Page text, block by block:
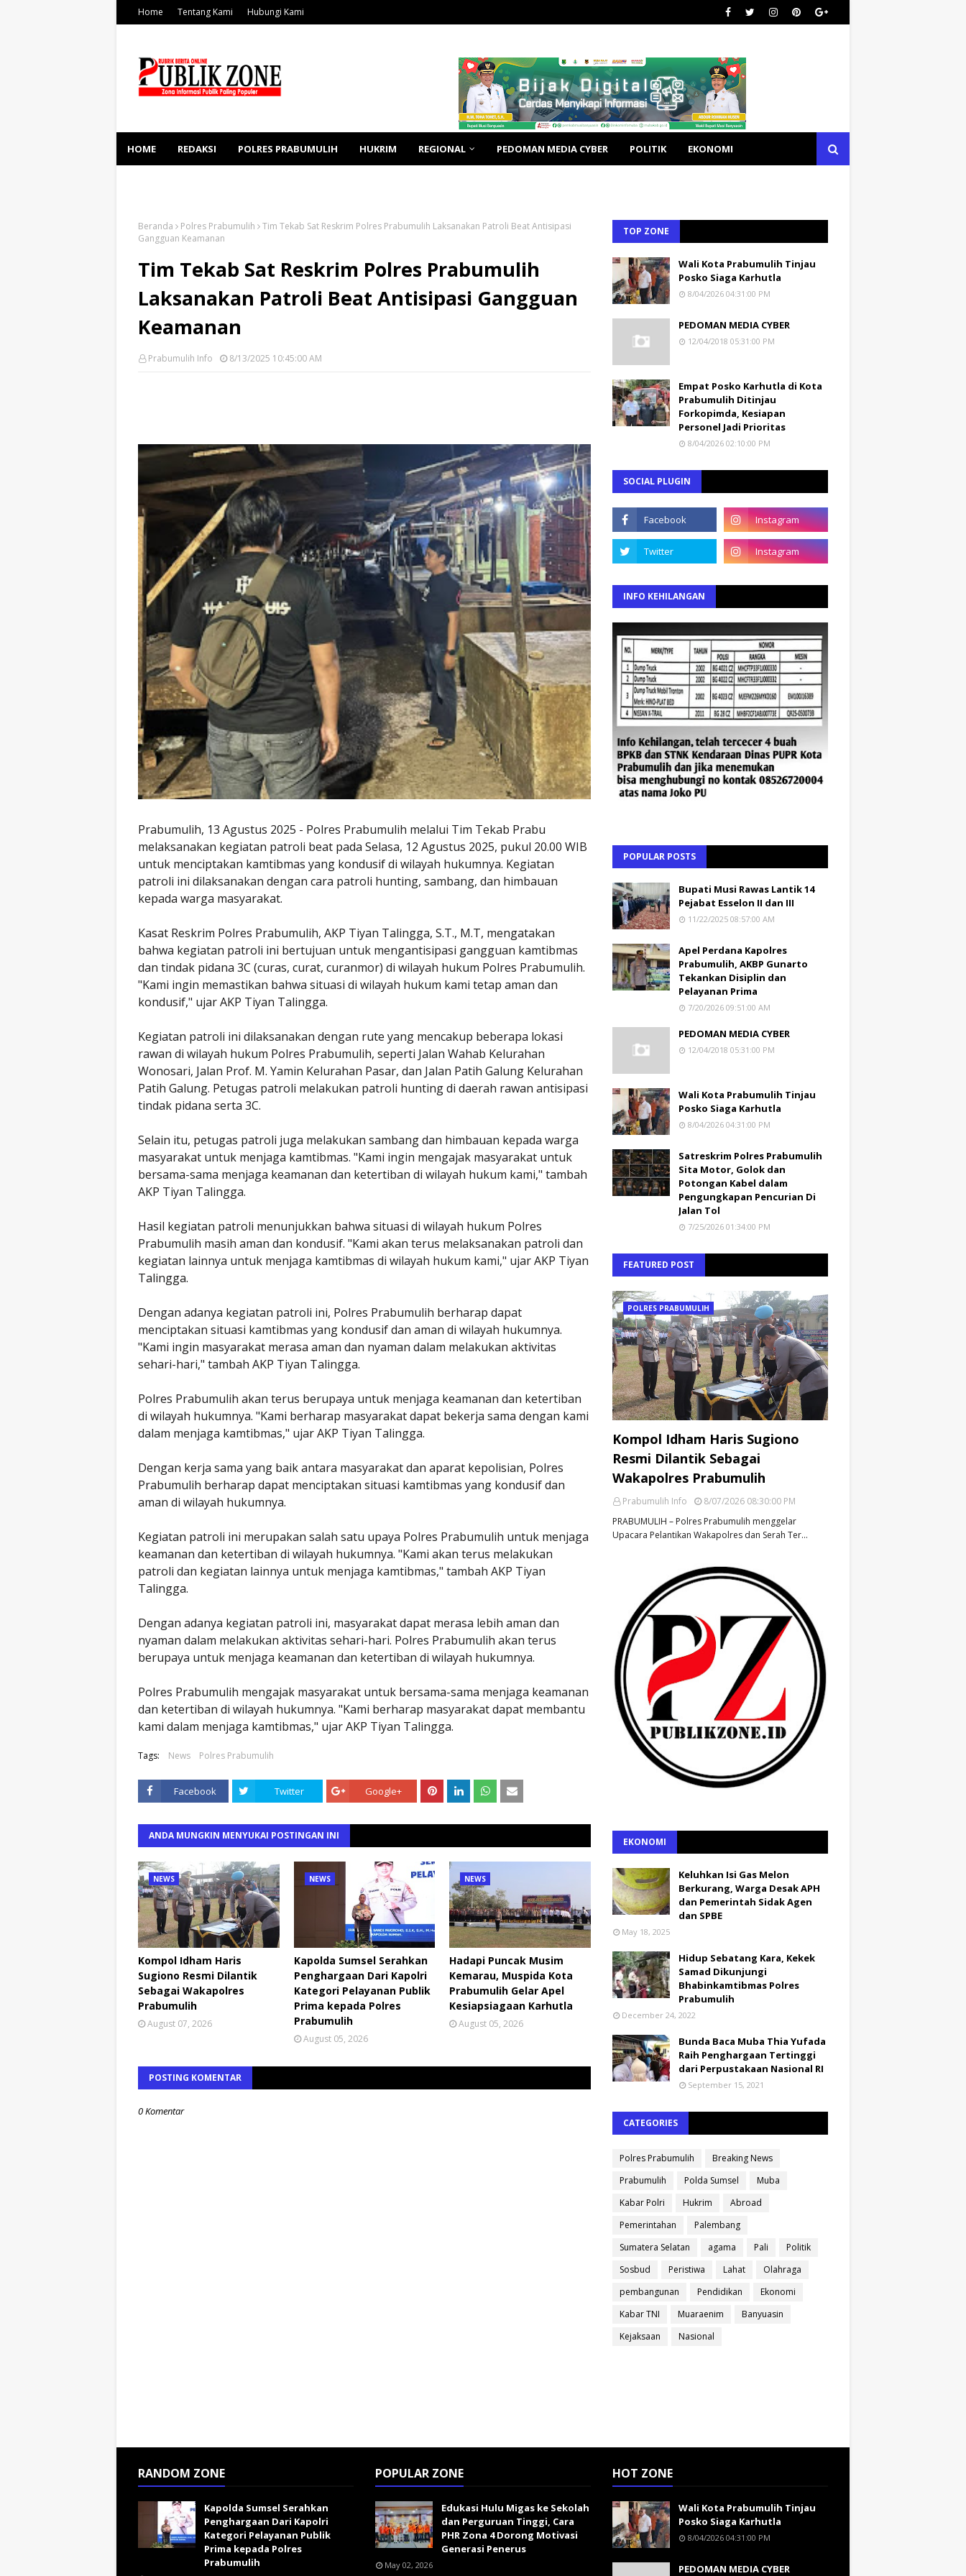
Home Tentang Kami Hubungi Kami
HOME REDAKSI POLRES PRABUMULIH HUKRIM REGIONAL PEDOMAN MEDIA CYBER POLITIK EKONOMI
Beranda Polres Prabumulih
Tim Tekab Sat Reskrim Polres Prabumulih Laksanakan Patroli Beat Antisipasi
Gangguan Keamanan
Tim Tekab Sat Reskrim Polres Prabumulih
Laksanakan Patroli Beat Antisipasi Gangguan
Keamanan
Prabumulih Info 8/13/2025 10:45:00 AM
Prabumulih, 13 Agustus 2025 - Polres Prabumulih melalui Tim Tekab Prabu
melaksanakan kegiatan patroli beat pada Selasa, 12 Agustus 2025, pukul 20.00 WIB
untuk menciptakan kamtibmas yang kondusif di wilayah hukumnya. Kegiatan
patroli ini dilaksanakan dengan cara patroli hunting, sambang, dan himbauan
kepada warga masyarakat.
Kasat Reskrim Polres Prabumulih, AKP Tiyan Talingga, S.T., M.T, mengatakan
bahwa kegiatan patroli ini bertujuan untuk mengantisipasi gangguan kamtibmas
dan tindak pidana 3C (curas, curat, curanmor) di wilayah hukum Polres Prabumulih.
"Kami ingin memastikan bahwa situasi di wilayah hukum kami tetap aman dan
kondusif," ujar AKP Tiyan Talingga.
Kegiatan patroli ini dilaksanakan dengan rute yang mencakup beberapa lokasi
rawan di wilayah hukum Polres Prabumulih, seperti Jalan Wahab Kelurahan
Wonosari, Jalan Prof. M. Yamin Kelurahan Pasar, dan Jalan Patih Galung Kelurahan
Patih Galung. Petugas patroli melakukan patroli hunting di daerah rawan antisipasi
tindak pidana serta 3C.
Selain itu, petugas patroli juga melakukan sambang dan himbauan kepada warga
masyarakat untuk menjaga kamtibmas. "Kami ingin mengajak masyarakat untuk
bersama-sama menjaga keamanan dan ketertiban di wilayah hukum kami," tambah
AKP Tiyan Talingga.
Hasil kegiatan patroli menunjukkan bahwa situasi di wilayah hukum Polres
Prabumulih masih aman dan kondusif. "Kami akan terus melaksanakan patroli dan
kegiatan lainnya untuk menjaga kamtibmas di wilayah hukum kami," ujar AKP Tiyan
Talingga.
Dengan adanya kegiatan patroli ini, Polres Prabumulih berharap dapat
menciptakan situasi kamtibmas yang kondusif dan aman di wilayah hukumnya.
"Kami ingin masyarakat merasa aman dan nyaman dalam melakukan aktivitas
sehari-hari," tambah AKP Tiyan Talingga.
Polres Prabumulih akan terus berupaya untuk menjaga keamanan dan ketertiban
di wilayah hukumnya. "Kami berharap masyarakat dapat bekerja sama dengan kami
dalam menjaga kamtibmas," ujar AKP Tiyan Talingga.
Dengan kerja sama yang baik antara masyarakat dan aparat kepolisian, Polres
Prabumulih berharap dapat menciptakan situasi kamtibmas yang kondusif dan
aman di wilayah hukumnya.
Kegiatan patroli ini merupakan salah satu upaya Polres Prabumulih untuk menjaga
keamanan dan ketertiban di wilayah hukumnya. "Kami akan terus melakukan
patroli dan kegiatan lainnya untuk menjaga kamtibmas," tambah AKP Tiyan
Talingga.
Dengan adanya kegiatan patroli ini, masyarakat dapat merasa lebih aman dan
nyaman dalam melakukan aktivitas sehari-hari. Polres Prabumulih akan terus
berupaya untuk menjaga keamanan dan ketertiban di wilayah hukumnya.
Polres Prabumulih mengajak masyarakat untuk bersama-sama menjaga keamanan
dan ketertiban di wilayah hukumnya. "Kami berharap masyarakat dapat membantu
kami dalam menjaga kamtibmas," ujar AKP Tiyan Talingga.
Tags: News Polres Prabumulih
Facebook Twitter Google+
ANDA MUNGKIN MENYUKAI POSTINGAN INI
NEWS
Kompol Idham Haris
Sugiono Resmi Dilantik
Sebagai Wakapolres
Prabumulih
August 07, 2026
NEWS
Kapolda Sumsel Serahkan
Penghargaan Dari Kapolri
Kategori Pelayanan Publik
Prima kepada Polres
Prabumulih
August 05, 2026
NEWS
Hadapi Puncak Musim
Kemarau, Muspida Kota
Prabumulih Gelar Apel
Kesiapsiagaan Karhutla
August 05, 2026
POSTING KOMENTAR
0 Komentar
TOP ZONE
Wali Kota Prabumulih Tinjau
Posko Siaga Karhutla
8/04/2026 04:31:00 PM
PEDOMAN MEDIA CYBER
12/04/2018 05:31:00 PM
Empat Posko Karhutla di Kota
Prabumulih Ditinjau
Forkopimda, Kesiapan
Personel Jadi Prioritas
8/04/2026 02:10:00 PM
SOCIAL PLUGIN
INFO KEHILANGAN
POPULAR POSTS
Bupati Musi Rawas Lantik 14
Pejabat Esselon II dan III
11/22/2025 08:57:00 AM
Apel Perdana Kapolres
Prabumulih, AKBP Gunarto
Tekankan Disiplin dan
Pelayanan Prima
7/20/2026 09:51:00 AM
PEDOMAN MEDIA CYBER
12/04/2018 05:31:00 PM
Wali Kota Prabumulih Tinjau
Posko Siaga Karhutla
8/04/2026 04:31:00 PM
Satreskrim Polres Prabumulih
Sita Motor, Golok dan
Potongan Kabel dalam
Pengungkapan Pencurian Di
Jalan Tol
7/25/2026 01:34:00 PM
FEATURED POST
POLRES PRABUMULIH
Kompol Idham Haris Sugiono
Resmi Dilantik Sebagai
Wakapolres Prabumulih
Prabumulih Info
8/07/2026 08:30:00 PM
PRABUMULIH – Polres Prabumulih menggelar
Upacara Pelantikan Wakapolres dan Serah Ter…
EKONOMI
Keluhkan Isi Gas Melon
Berkurang, Warga Desak APH
dan Pemerintah Sidak Agen
dan SPBE
May 18, 2025
Hidup Sebatang Kara, Kekek
Samad Dikunjungi
Bhabinkamtibmas Polres
Prabumulih
December 24, 2022
Bunda Baca Muba Thia Yufada
Raih Penghargaan Tertinggi
dari Perpustakaan Nasional RI
September 15, 2021
CATEGORIES
Polres Prabumulih
Breaking News
Prabumulih
Polda Sumsel
Muba
Kabar Polri
Hukrim
Abroad
Pemerintahan
Palembang
Sumatera Selatan
agama Pali
Politik
Sosbud
Peristiwa Lahat
Olahraga
pembangunan
Pendidikan
Ekonomi
Kabar TNI
Muaraenim
Banyuasin
Kejaksaan
Nasional
RANDOM ZONE
Kapolda Sumsel Serahkan
Penghargaan Dari Kapolri
Kategori Pelayanan Publik
Prima kepada Polres
Prabumulih
POPULAR ZONE
Edukasi Hulu Migas ke Sekolah
dan Perguruan Tinggi, Cara
PHR Zona 4 Dorong Motivasi
Generasi Penerus
May 02, 2026
HOT ZONE
Wali Kota Prabumulih Tinjau
Posko Siaga Karhutla
8/04/2026 04:31:00 PM
PEDOMAN MEDIA CYBER